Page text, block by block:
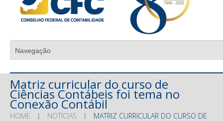
Matriz curricular do curso de
Ciências Contábeis foi tema no
Conexão Contábil
HOME NOTÍCIAS
MATRIZ CURRICULAR DO CURSO DE